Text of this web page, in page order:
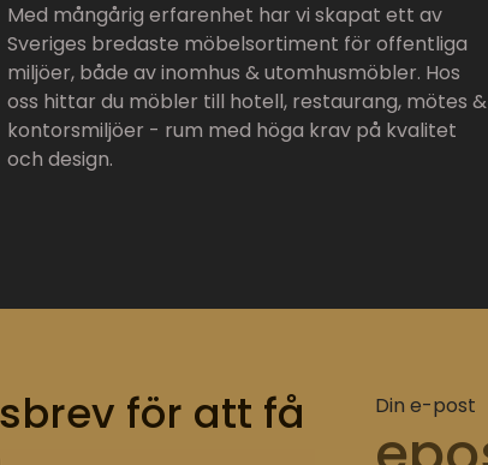
Med mångårig erfarenhet har vi skapat ett av
Sveriges bredaste möbelsortiment för offentliga
miljöer, både av inomhus & utomhusmöbler. Hos
oss hittar du möbler till hotell, restaurang, mötes &
kontorsmiljöer - rum med höga krav på kvalitet
och design.
för att få
Din e-post